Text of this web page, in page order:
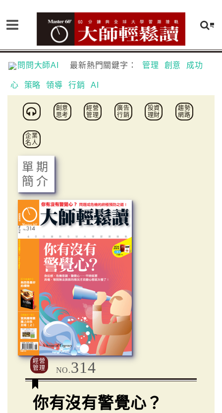
問問大師AI 最新熱門關鍵字： 管理 創意 成功
心 策略 領導 行銷 AI
創意
思考
經營
管理
廣告
行銷
投資
理財
趨勢
網路
企業
名人
單期
簡介
經營
管理
NO.314
你有沒有警覺心？